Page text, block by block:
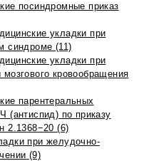
посиндромные приказ
укладки при
синдроме (11)
укладки при
кровообращения
парентеральных
(антиспид) по приказу
2.1368−20 (6)
при желудочно-
(9)